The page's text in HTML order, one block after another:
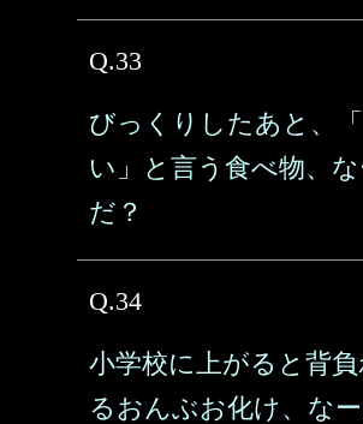
Q.33
びっくりしたあと、
い」と言う食べ物、
だ？
Q.34
小学校に上がると背
るおんぶお化け、な